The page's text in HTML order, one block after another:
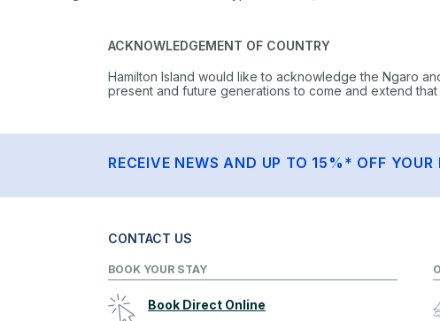
ACKNOWLEDGEMENT OF COUNTRY
Hamilton Island would like to acknowledge the Ngaro
present and future generations to come and extend
RECEIVE NEWS AND UP TO 15%* OFF YOUR
CONTACT US
BOOK YOUR STAY
Book Direct Online